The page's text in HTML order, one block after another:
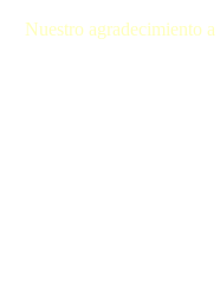
Nuestro agradecimiento a